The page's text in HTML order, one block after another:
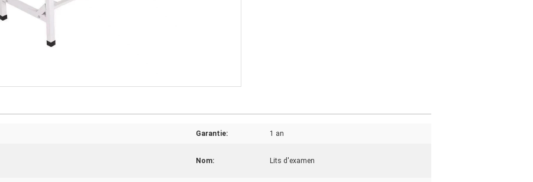
Garantie: 1 an
Nom: Lits d'examen